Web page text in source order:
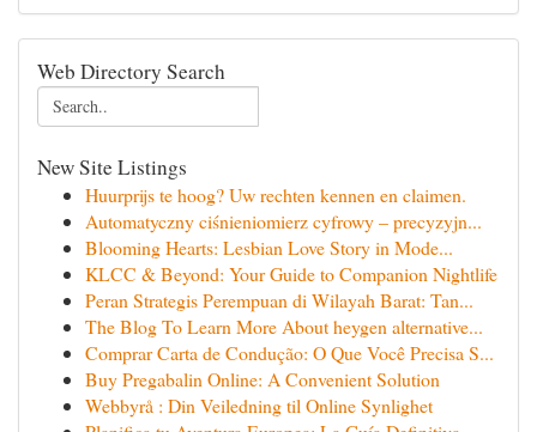
Web Directory Search
New Site Listings
Huurprijs te hoog? Uw rechten kennen en claimen.
Automatyczny ciśnieniomierz cyfrowy – precyzyjn...
Blooming Hearts: Lesbian Love Story in Mode...
KLCC & Beyond: Your Guide to Companion Nightlife
Peran Strategis Perempuan di Wilayah Barat: Tan...
The Blog To Learn More About heygen alternative...
Comprar Carta de Condução: O Que Você Precisa S...
Buy Pregabalin Online: A Convenient Solution
Webbyrå : Din Veiledning til Online Synlighet